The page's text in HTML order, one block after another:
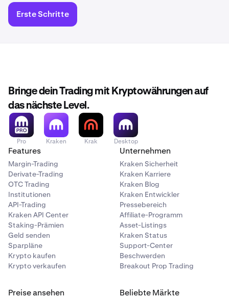
Erste Schritte
Bringe dein Trading mit Kryptowährungen auf
das nächste Level.
Pro Kraken Krak Desktop
Features
Margin-Trading
Derivate-Trading
OTC Trading
Institutionen
API-Trading
Kraken API Center
Staking-Prämien
Geld senden
Sparpläne
Krypto kaufen
Krypto verkaufen
Unternehmen
Kraken Sicherheit
Kraken Karriere
Kraken Blog
Kraken Entwickler
Pressebereich
Affiliate-Programm
Asset-Listings
Kraken Status
Support-Center
Beschwerden
Breakout Prop Trading
Preise ansehen Beliebte Märkte